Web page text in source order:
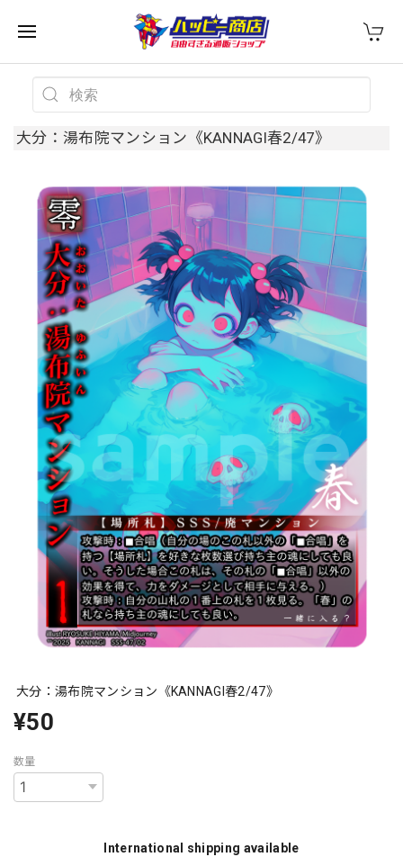
大分：湯布院マンション《KANNAGI春2/47》
大分：湯布院マンション《KANNAGI春2/47》
¥50
数量
International shipping available